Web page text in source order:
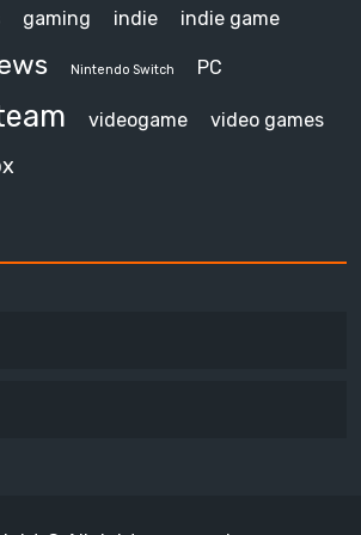
gaming indie indie game
Nintendo Switch PC
videogame video games